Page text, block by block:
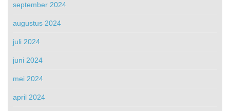
september 2024
augustus 2024
juli 2024
juni 2024
mei 2024
april 2024